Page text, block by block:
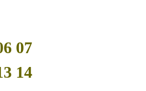
07
14